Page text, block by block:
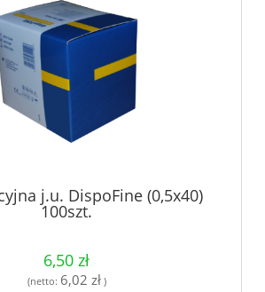
j.u. DispoFine (0,5x40)
100szt.
6,50 zł
(netto: 6,02 zł)